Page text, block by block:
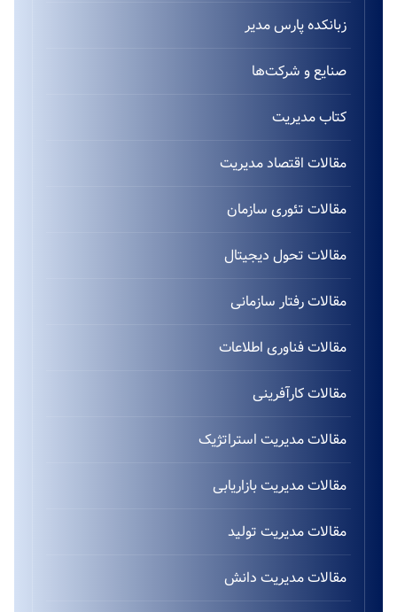
زبانکده پارس مدیر
صنایع و شرکت‌ها
کتاب مدیریت
مقالات اقتصاد مدیریت
مقالات تئوری سازمان
مقالات تحول دیجیتال
مقالات رفتار سازمانی
مقالات فناوری اطلاعات
مقالات کارآفرینی
مقالات مدیریت استراتژیک
مقالات مدیریت بازاریابی
مقالات مدیریت تولید
مقالات مدیریت دانش